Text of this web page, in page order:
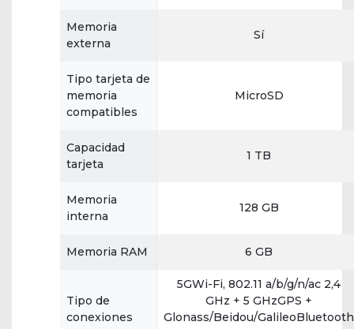
Memoria
externa
Sí
Tipo tarjeta de
memoria
compatibles
MicroSD
Capacidad
tarjeta
1 TB
Memoria
interna
128 GB
Memoria RAM 6 GB
Tipo de
conexiones
5GWi-Fi, 802.11 a/b/g/n/ac 2,4
GHz + 5 GHzGPS +
Glonass/Beidou/GalileoBluetooth